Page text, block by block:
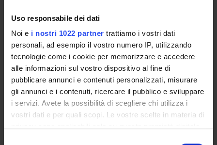
Uso responsabile dei dati
Noi e i nostri 1022 partner trattiamo i vostri dati
personali, ad esempio il vostro numero IP, utilizzando
tecnologie come i cookie per memorizzare e accedere
alle informazioni sul vostro dispositivo al fine di
pubblicare annunci e contenuti personalizzati, misurare
gli annunci e i contenuti, ricercare il pubblico e sviluppare
i servizi. Avete la possibilità di scegliere chi utilizza i
vostri dati e per quali scopi. Le vostre scelte in materia di
LABORATORI DI RICERCA
CENTRI DI RICERCA
BIBLIOTECHE
SPIN OFF E AZIENDE